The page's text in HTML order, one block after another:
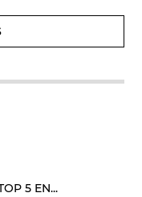
5 EN...